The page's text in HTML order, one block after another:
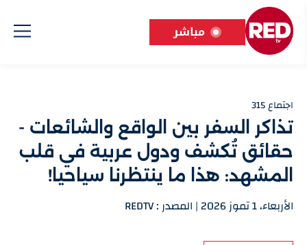
مباشر
اجتماع 315
تذاكر السفر بين الواقع والشائعات -
حقائق تُكشف ودول عربية في قلب
المشهد: هذا ما ينتظرنا سياحيا!
الأربعاء، 1 تموز 2026 | المصدر : REDTV